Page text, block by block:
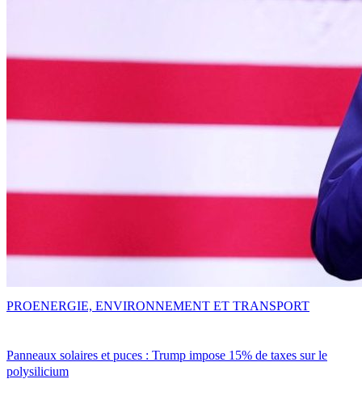
Panneaux solaires et puces : Trump impose 15% de taxes sur le
polysilicium
PROENERGIE, ENVIRONNEMENT ET TRANSPORT